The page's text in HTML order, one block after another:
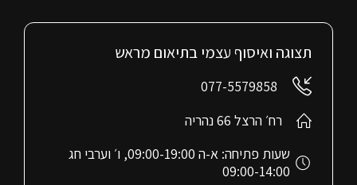
תצוגה ואיסוף עצמי בתיאום מראש
077-5579858
רח׳ הרצל 66 נהריה
שעות פתיחה: א-ה 09:00-19:00, ו׳ וערבי חג
09:00-14:00